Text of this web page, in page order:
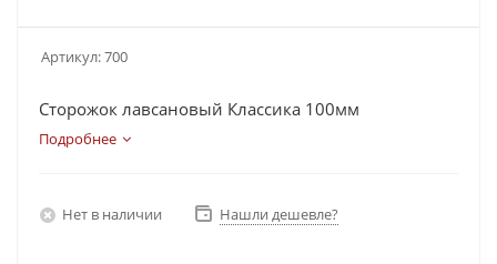
Артикул:700
Сторожок лавсановый Классика 100мм
Подробнее
Нет в наличии Нашли дешевле?